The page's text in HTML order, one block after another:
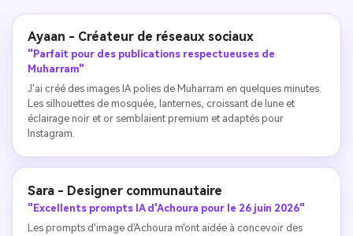
Ayaan - Créateur de réseaux sociaux
"Parfait pour des publications respectueuses de
Muharram"
J'ai créé des images IA polies de Muharram en quelques minutes.
Les silhouettes de mosquée, lanternes, croissant de lune et
éclairage noir et or semblaient premium et adaptés pour
Instagram.
Sara - Designer communautaire
"Excellents prompts IA d'Achoura pour le 26 juin 2026"
Les prompts d'image d'Achoura m'ont aidée à concevoir des